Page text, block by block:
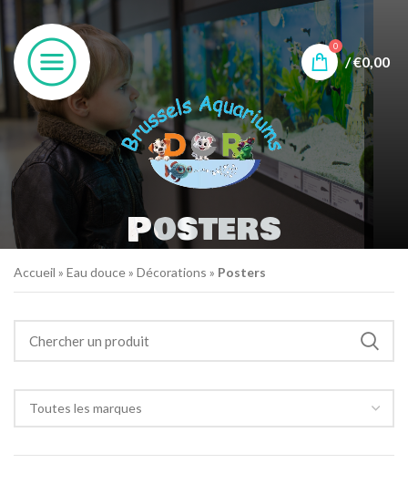
0
/€0,00
Posters
Accueil » Eau douce» Décorations » Posters
Toutes les marques